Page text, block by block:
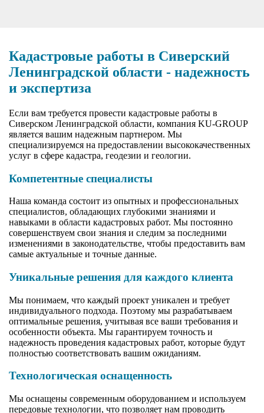
Кадастровые работы в Сиверский
Ленинградской области - надежность
и экспертиза
Если вам требуется провести кадастровые работы в
Сиверском Ленинградской области, компания KU-GROUP
является вашим надежным партнером. Мы
специализируемся на предоставлении высококачественных
услуг в сфере кадастра, геодезии и геологии.
Компетентные специалисты
Наша команда состоит из опытных и профессиональных
специалистов, обладающих глубокими знаниями и
навыками в области кадастровых работ. Мы постоянно
совершенствуем свои знания и следим за последними
изменениями в законодательстве, чтобы предоставить вам
самые актуальные и точные данные.
Уникальные решения для каждого клиента
Мы понимаем, что каждый проект уникален и требует
индивидуального подхода. Поэтому мы разрабатываем
оптимальные решения, учитывая все ваши требования и
особенности объекта. Мы гарантируем точность и
надежность проведения кадастровых работ, которые будут
полностью соответствовать вашим ожиданиям.
Технологическая оснащенность
Мы оснащены современным оборудованием и используем
передовые технологии, что позволяет нам проводить